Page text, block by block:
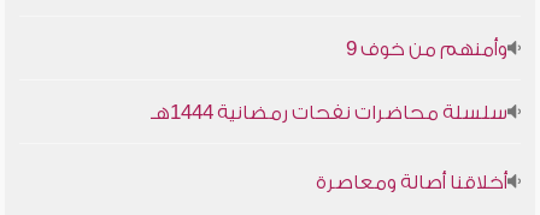
وأمنهم من خوف 9
سلسلة محاضرات نفحات رمضانية 1444هـ
أخلاقنا أصالة ومعاصرة